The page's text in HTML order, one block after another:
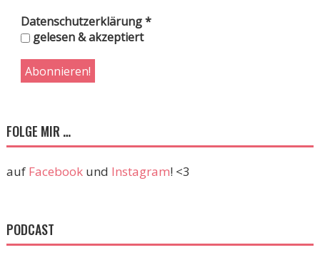
Datenschutzerklärung*
gelesen & akzeptiert
FOLGE MIR …
auf Facebookund Instagram! <3
PODCAST